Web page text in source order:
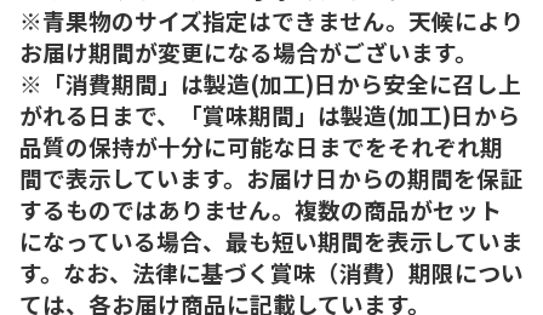
※青果物のサイズ指定はできません。天候により
お届け期間が変更になる場合がございます。
※「消費期間」は製造(加工)日から安全に召し上
がれる日まで、「賞味期間」は製造(加工)日から
品質の保持が十分に可能な日までをそれぞれ期
間で表示しています。お届け日からの期間を保証
するものではありません。複数の商品がセット
になっている場合、最も短い期間を表示していま
す。なお、法律に基づく賞味（消費）期限につい
ては、各お届け商品に記載しています。